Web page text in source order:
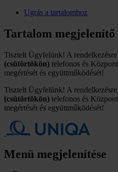
Ugrás a tartalomhoz
Tartalom megjelenítő
Tisztelt Ügyfelünk! A
(csütörtökön) telefonos és
megértését és együttműködését!
Tisztelt Ügyfelünk! A
(csütörtökön) telefonos és
megértését és együttműködését!
Menü megjelenítése